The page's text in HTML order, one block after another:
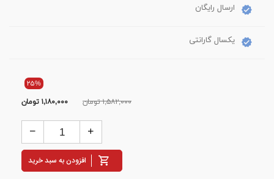
ارسال رایگان
یکسال گارانتی
۲۵%
۱,۵۸۲,۰۰۰ تومان ۱,۱۸۰,۰۰۰تومان
افزودن به سبد خرید